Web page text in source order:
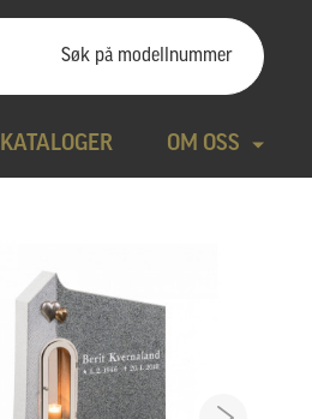
KATALOGER OM OSS
Aktuelt
Design gravstein